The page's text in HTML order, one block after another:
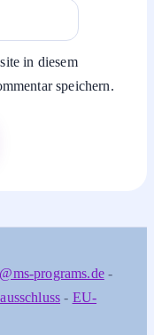
in diesem
speichern.
programs.de-
- EU-